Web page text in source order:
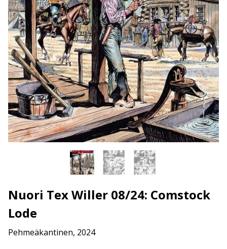
Nuori Tex Willer 08/24: Comstock
Lode
Pehmeäkantinen, 2024